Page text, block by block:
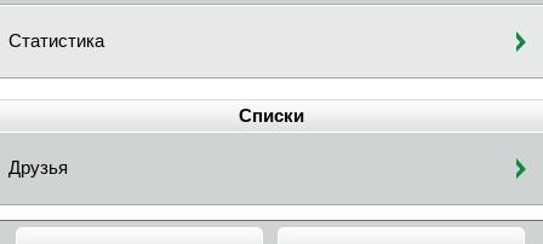
Статистика
Списки
Друзья